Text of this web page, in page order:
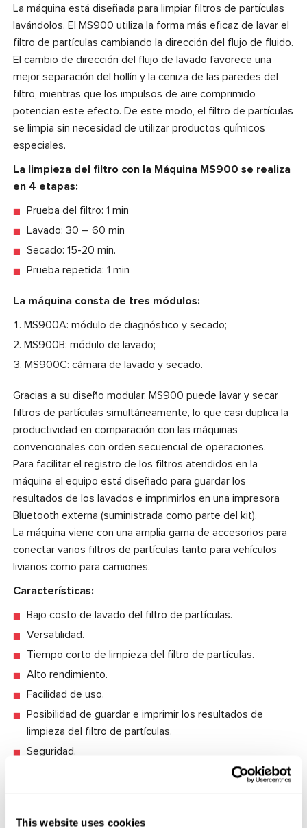
This website uses cookies
La máquina está diseñada para limpiar filtros de partículas
lavándolos. El MS900 utiliza la forma más eficaz de lavar el
filtro de partículas cambiando la dirección del flujo de fluido.
El cambio de dirección del flujo de lavado favorece una
mejor separación del hollín y la ceniza de las paredes del
filtro, mientras que los impulsos de aire comprimido
potencian este efecto. De este modo, el filtro de partículas
se limpia sin necesidad de utilizar productos químicos
especiales.
La limpieza del filtro con la Máquina MS900 se realiza
en 4 etapas:
Prueba del filtro: 1 min
Lavado: 30 – 60 min
Secado: 15-20 min.
Prueba repetida: 1 min
La máquina consta de tres módulos:
MS900A: módulo de diagnóstico y secado;
MS900B: módulo de lavado;
MS900C: cámara de lavado y secado.
Gracias a su diseño modular, MS900 puede lavar y secar
filtros de partículas simultáneamente, lo que casi duplica la
productividad en comparación con las máquinas
convencionales con orden secuencial de operaciones.
Para facilitar el registro de los filtros atendidos en la
máquina el equipo está diseñado para guardar los
resultados de los lavados e imprimirlos en una impresora
Bluetooth externa (suministrada como parte del kit).
La máquina viene con una amplia gama de accesorios para
conectar varios filtros de partículas tanto para vehículos
livianos como para camiones.
Características:
Bajo costo de lavado del filtro de partículas.
Versatilidad.
Tiempo corto de limpieza del filtro de partículas.
Alto rendimiento.
Facilidad de uso.
Posibilidad de guardar e imprimir los resultados de
limpieza del filtro de partículas.
Seguridad.